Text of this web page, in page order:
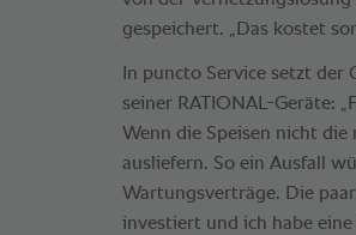
gespeichert. „Das kostet
In puncto Service setzt
seiner RATIONAL-Geräte:
Wenn die Speisen nicht
ausliefern. So ein Ausfall
Wartungsverträge. Die
investiert und ich habe